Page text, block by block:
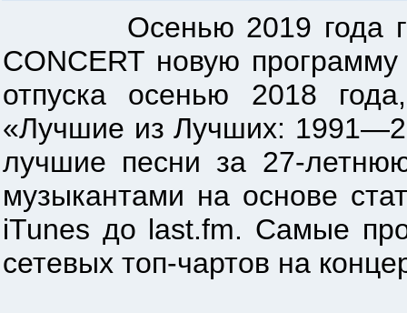
Осенью 2019 года
CONCERT новую
отпуска осенью 2018
«Лучшие из Лучших:
лучшие песни за 27-
музыкантами на основе
iTunes до last.fm. Самые
сетевых топ-чартов на